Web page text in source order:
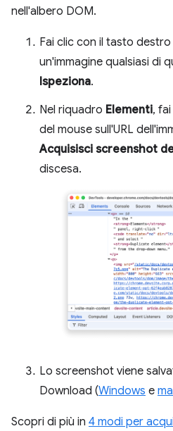
nell'albero DOM.
Fai clic con il tasto destro
un'immagine qualsiasi di
Ispeziona.
Nel riquadro Elementi,
del mouse sull'URL
Acquisisci screenshot
discesa.
Lo screenshot viene
Download (Windows e
Scopri di più in 4 modi per